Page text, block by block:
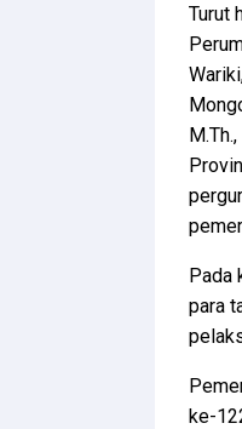
Turut
Pada
para
ke-